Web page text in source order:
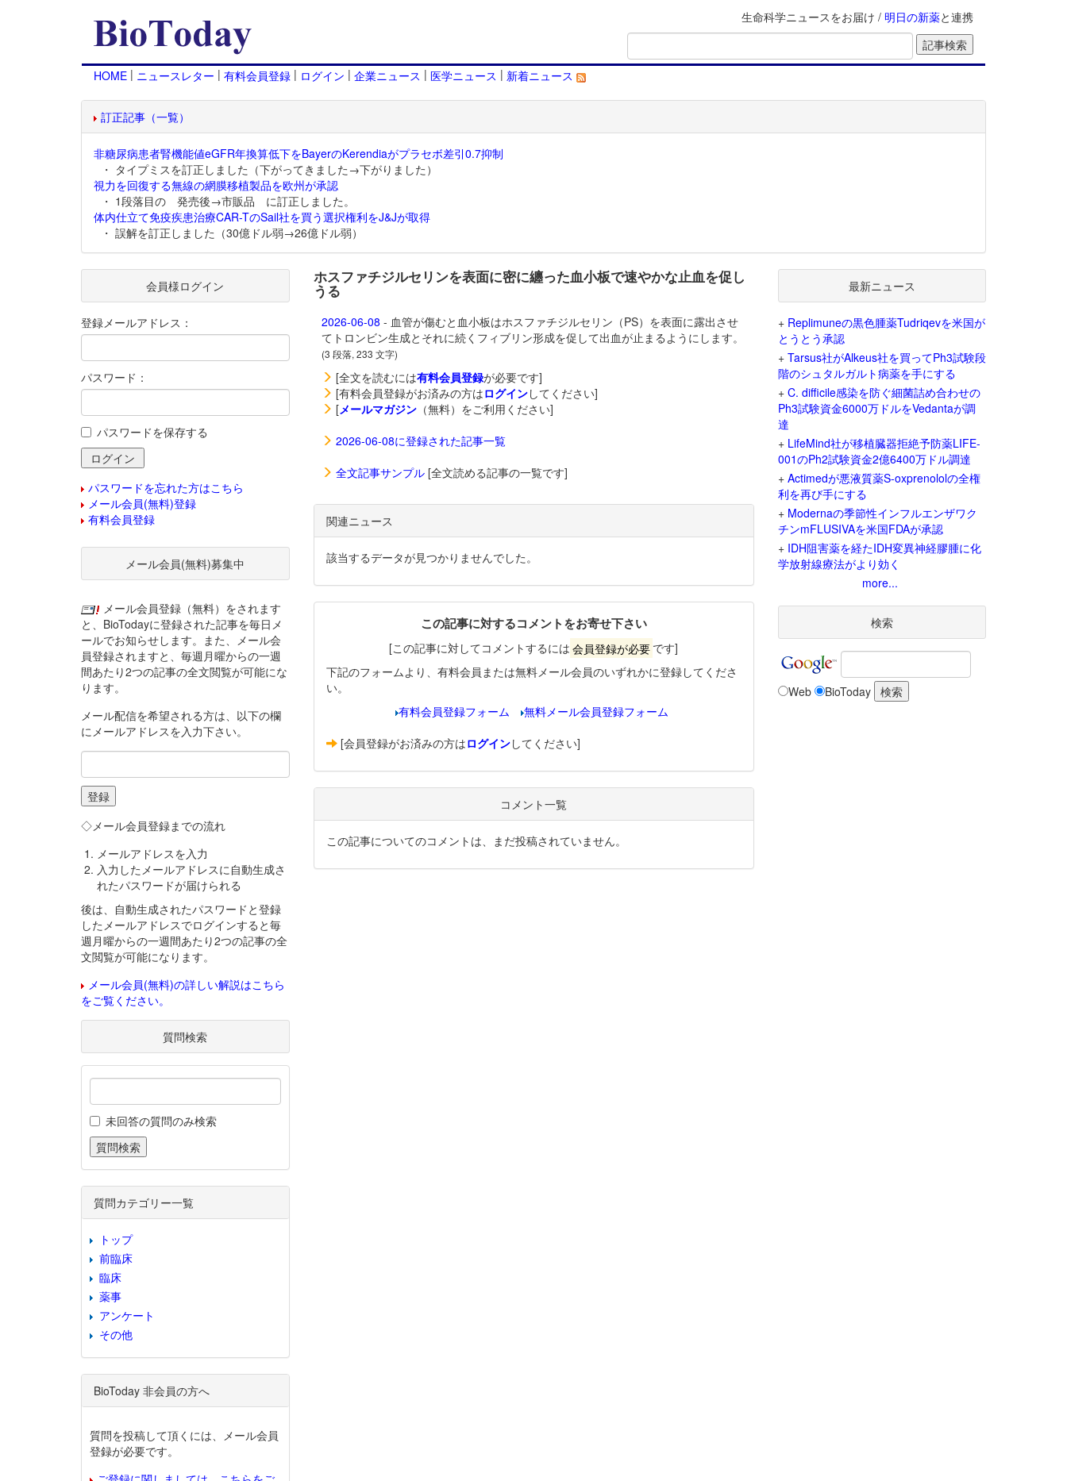
生命科学ニュースをお届け / 明日の新薬と連携
HOME | ニュースレター | 有料会員登録 | ログイン | 企業ニュース | 医学ニュース | 新着ニュース
訂正記事（一覧）
非糖尿病患者腎機能値eGFR年換算低下をBayerのKerendiaがプラセボ差引0.7抑制
・ タイプミスを訂正しました（下がってきました→下がりました）
視力を回復する無線の網膜移植製品を欧州が承認
・ 1段落目の 発売後→市販品 に訂正しました。
体内仕立て免疫疾患治療CAR-TのSail社を買う選択権利をJ&Jが取得
・ 誤解を訂正しました（30億ドル弱→26億ドル弱）
ホスファチジルセリンを表面に密に纏った血小板で速やかな止血を促し
うる
2026-06-08 - 血管が傷むと血小板はホスファチジルセリン（PS）を表面に露出させ
てトロンビン生成とそれに続くフィブリン形成を促して出血が止まるようにします。
(3 段落, 233 文字)
[全文を読むには有料会員登録が必要です]
[有料会員登録がお済みの方はログインしてください]
[メールマガジン（無料）をご利用ください]
2026-06-08に登録された記事一覧
全文記事サンプル[全文読める記事の一覧です]
関連ニュース
該当するデータが見つかりませんでした。
この記事に対するコメントをお寄せ下さい
[この記事に対してコメントするには 会員登録が必要 です]
下記のフォームより、有料会員または無料メール会員のいずれかに登録してくださ
い。
有料会員登録フォーム
無料メール会員登録フォーム
[会員登録がお済みの方はログインしてください]
コメント一覧
この記事についてのコメントは、まだ投稿されていません。
会員様ログイン
登録メールアドレス：
パスワード：
パスワードを保存する
パスワードを忘れた方はこちら
メール会員(無料)登録
有料会員登録
メール会員(無料)募集中
メール会員登録（無料）をされます
と、BioTodayに登録された記事を毎日メ
ールでお知らせします。また、メール会
員登録されますと、毎週月曜からの一週
間あたり2つの記事の全文閲覧が可能にな
ります。
メール配信を希望される方は、以下の欄
にメールアドレスを入力下さい。
◇メール会員登録までの流れ
メールアドレスを入力
入力したメールアドレスに自動生成さ
れたパスワードが届けられる
後は、自動生成されたパスワードと登録
したメールアドレスでログインすると毎
週月曜からの一週間あたり2つの記事の全
文閲覧が可能になります。
メール会員(無料)の詳しい解説はこちら
をご覧ください。
質問検索
未回答の質問のみ検索
質問カテゴリー一覧
トップ
前臨床
臨床
薬事
アンケート
その他
BioToday 非会員の方へ
質問を投稿して頂くには、メール会員
登録が必要です。
最新ニュース
+ Replimuneの黒色腫薬Tudriqevを米国が
とうとう承認
+ Tarsus社がAlkeus社を買ってPh3試験段
階のシュタルガルト病薬を手にする
+ C. difficile感染を防ぐ細菌詰め合わせの
Ph3試験資金6000万ドルをVedantaが調
達
+ LifeMind社が移植臓器拒絶予防薬LIFE-
001のPh2試験資金2億6400万ドル調達
+ Actimedが悪液質薬S-oxprenololの全権
利を再び手にする
+ Modernaの季節性インフルエンザワク
チンmFLUSIVAを米国FDAが承認
+ IDH阻害薬を経たIDH変異神経膠腫に化
学放射線療法がより効く
more...
検索
Web BioToday